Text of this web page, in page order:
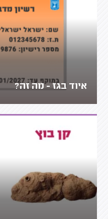
איוד בגז - מה זה?